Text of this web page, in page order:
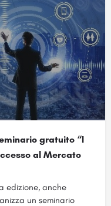
gratuito “I
al Mercato
edizione, anche
un seminario